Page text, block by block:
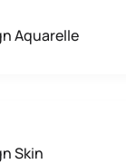
Aquarelle
Skin